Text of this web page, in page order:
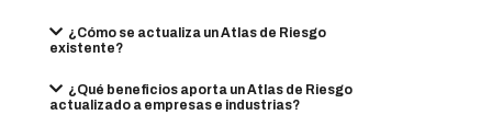
¿Cómo se actualiza un Atlas de Riesgo
existente?
¿Qué beneficios aporta un Atlas de Riesgo
actualizado a empresas e industrias?